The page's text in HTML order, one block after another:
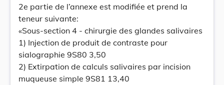
2e partie de l’annexe est modifiée et prend la
teneur suivante:
«Sous-section 4 - chirurgie des glandes salivaires
1) Injection de produit de contraste pour
sialographie 9S80 3,50
2) Extirpation de calculs salivaires par incision
muqueuse simple 9S81 13,40